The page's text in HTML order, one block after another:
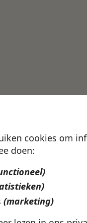
cookies om
doen:
(marketing)